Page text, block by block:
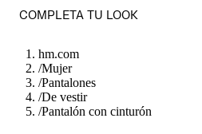
COMPLETA TU LOOK
hm.com
/Mujer
/Pantalones
/De vestir
/Pantalón con cinturón